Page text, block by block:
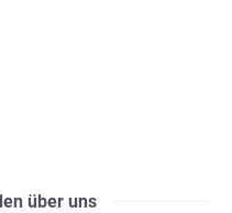
über uns